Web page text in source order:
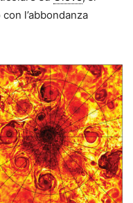
l’abbondanza